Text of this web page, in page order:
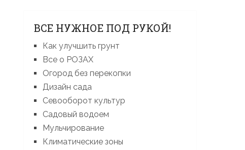
ВСЕ НУЖНОЕ ПОД РУКОЙ!
Как улучшить грунт
Все о РОЗАХ
Огород без перекопки
Дизайн сада
Севооборот культур
Садовый водоем
Мульчирование
Климатические зоны